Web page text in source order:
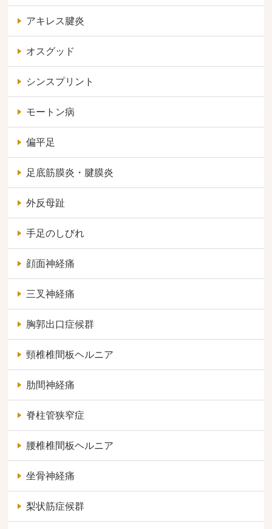
アキレス腱炎
オスグッド
シンスプリント
モートン病
偏平足
足底筋膜炎・腱膜炎
外反母趾
手足のしびれ
顔面神経痛
三叉神経痛
胸郭出口症候群
頸椎椎間板ヘルニア
肋間神経痛
脊柱管狭窄症
腰椎椎間板ヘルニア
坐骨神経痛
梨状筋症候群